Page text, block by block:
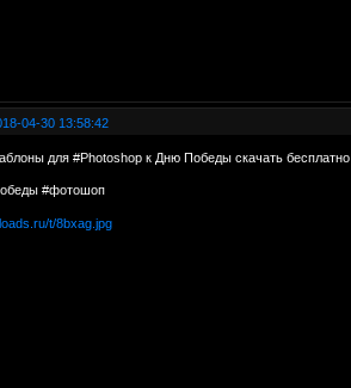
04-30 13:58:42
для #Photoshop к Дню Победы скачать бесплатно
#фотошоп